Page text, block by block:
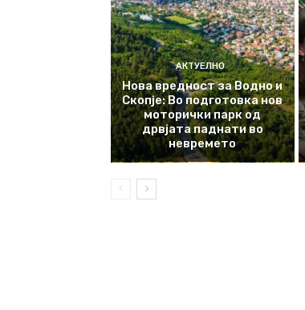
АКТУЕЛНО
Нова вредност за Водно и
Скопје: Во подготовка нов
моторички парк од
дрвјата паднати во
невремето